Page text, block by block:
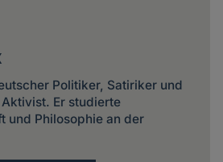
Politiker, Satiriker und
Er studierte
und Philosophie an der